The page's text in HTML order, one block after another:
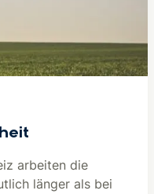
arbeiten die
länger als bei